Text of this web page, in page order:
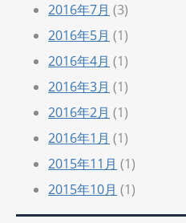
2016年7月 (3)
2016年5月 (1)
2016年4月 (1)
2016年3月 (1)
2016年2月 (1)
2016年1月 (1)
2015年11月 (1)
2015年10月 (1)